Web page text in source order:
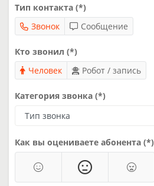
Тип контакта (*)
Звонок
Сообщение
Кто звонил (*)
Человек
Робот / запись
Категория звонка (*)
Как вы оцениваете абонента (*)